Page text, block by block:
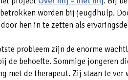
worden bij jeugdhulp.
door hen in te zetten als
probleem zijn de enorme
de behoefte. Sommige jongeren
met de therapeut. Zij staan te ver